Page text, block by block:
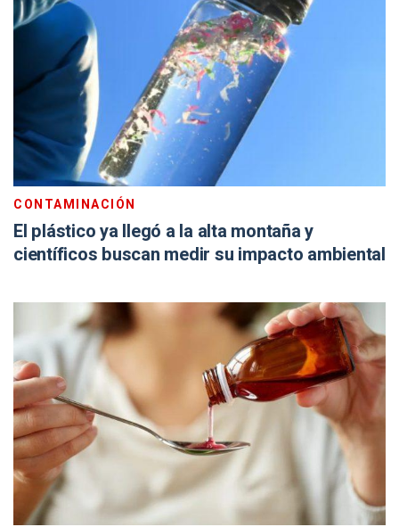
CONTAMINACIÓN
El plástico ya llegó a la alta montaña y
científicos buscan medir su impacto ambiental